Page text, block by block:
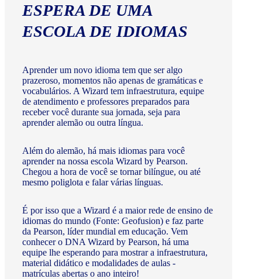
ESPERA DE UMA
ESCOLA DE IDIOMAS
Aprender um novo idioma tem que ser algo
prazeroso, momentos não apenas de gramáticas e
vocabulários. A Wizard tem infraestrutura, equipe
de atendimento e professores preparados para
receber você durante sua jornada, seja para
aprender alemão ou outra língua.
Além do alemão, há mais idiomas para você
aprender na nossa escola Wizard by Pearson.
Chegou a hora de você se tornar bilíngue, ou até
mesmo poliglota e falar várias línguas.
É por isso que a Wizard é a maior rede de ensino de
idiomas do mundo (Fonte: Geofusion) e faz parte
da Pearson, líder mundial em educação. Vem
conhecer o DNA Wizard by Pearson, há uma
equipe lhe esperando para mostrar a infraestrutura,
material didático e modalidades de aulas -
matrículas abertas o ano inteiro!